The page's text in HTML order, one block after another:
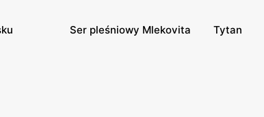
Ser pleśniowy Mlekovita Tytan